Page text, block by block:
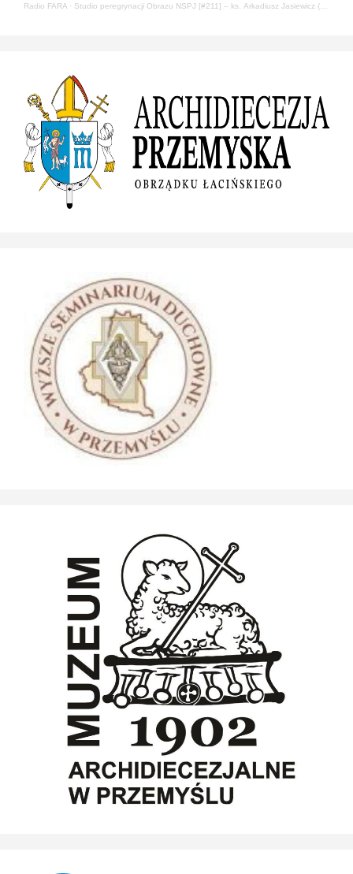
Radio FARA · Studio peregrynacji Obrazu NSPJ [#211] – ks. Arkadiusz Jasiewicz (22.05.2024)